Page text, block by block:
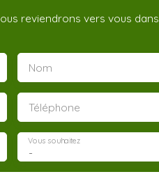
reviendrons vers vous
Nom
Téléphone
-
Vous souhaitez